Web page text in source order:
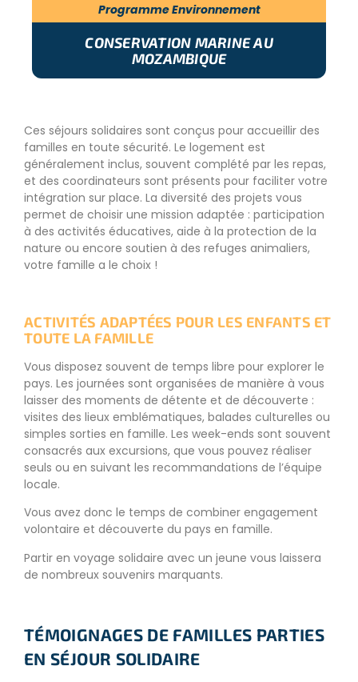
Programme Environnement
CONSERVATION MARINE AU
MOZAMBIQUE
Ces séjours solidaires sont conçus pour accueillir des
familles en toute sécurité. Le logement est
généralement inclus, souvent complété par les repas,
et des coordinateurs sont présents pour faciliter votre
intégration sur place. La diversité des projets vous
permet de choisir une mission adaptée : participation
à des activités éducatives, aide à la protection de la
nature ou encore soutien à des refuges animaliers,
votre famille a le choix !
ACTIVITÉS ADAPTÉES POUR LES ENFANTS ET
TOUTE LA FAMILLE
Vous disposez souvent de temps libre pour explorer le
pays. Les journées sont organisées de manière à vous
laisser des moments de détente et de découverte :
visites des lieux emblématiques, balades culturelles ou
simples sorties en famille. Les week-ends sont souvent
consacrés aux excursions, que vous pouvez réaliser
seuls ou en suivant les recommandations de l’équipe
locale.
Vous avez donc le temps de combiner engagement
volontaire et découverte du pays en famille.
Partir en voyage solidaire avec un jeune vous laissera
de nombreux souvenirs marquants.
TÉMOIGNAGES DE FAMILLES PARTIES
EN SÉJOUR SOLIDAIRE